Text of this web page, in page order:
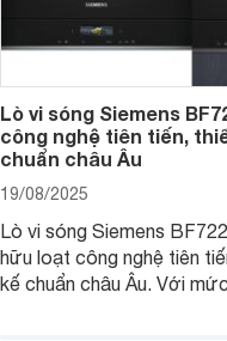
Lò vi sóng Siemens
công nghệ tiên tiến,
chuẩn châu Âu
19/08/2025
Lò vi sóng Siemens
hữu loạt công nghệ tiên
kế chuẩn châu Âu. Với